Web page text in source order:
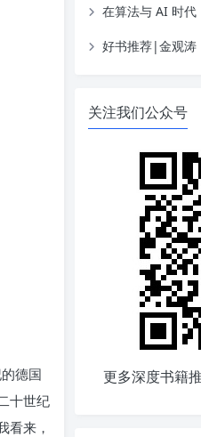
德国
十世纪
看来，
在算法与 AI 时代，我们更需
好书推荐|金观涛《
关注我们公众号
更多深度书籍